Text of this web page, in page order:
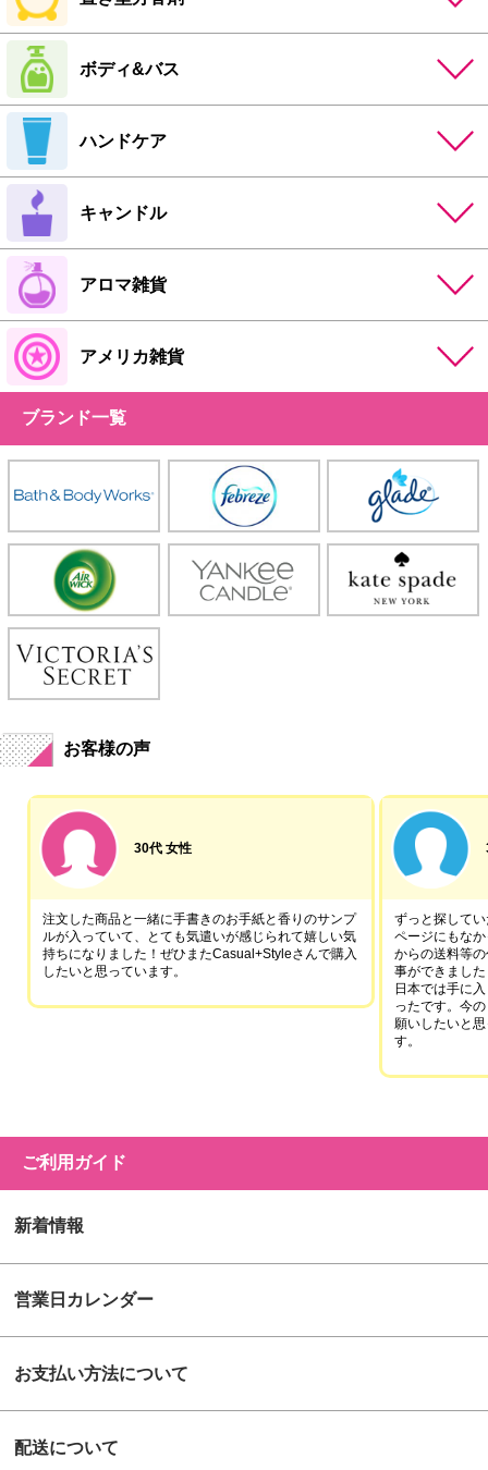
ボディ&バス
ハンドケア
キャンドル
アロマ雑貨
アメリカ雑貨
ブランド一覧
お客様の声
30代 女性
注文した商品と一緒に手書きのお手紙と香りのサンプ
ルが入っていて、とても気遣いが感じられて嬉しい気
持ちになりました！ぜひまたCasual+Styleさんで購入
したいと思っています。
ずっと探して
ページにもな
からの送料等
事ができました
日本では手に
ったです。今
願いしたいと
す。
ご利用ガイド
新着情報
営業日カレンダー
お支払い方法について
配送について